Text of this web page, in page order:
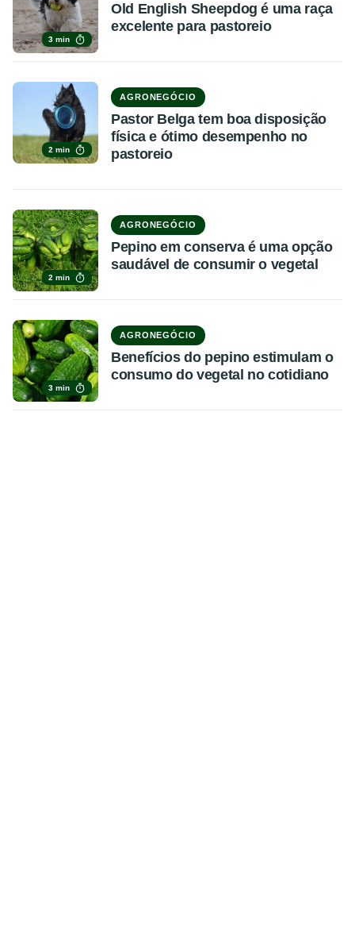
3 min
Old English Sheepdog é uma raça
excelente para pastoreio
2 min
AGRONEGÓCIO
Pastor Belga tem boa disposição
física e ótimo desempenho no
pastoreio
2 min
AGRONEGÓCIO
Pepino em conserva é uma opção
saudável de consumir o vegetal
3 min
AGRONEGÓCIO
Benefícios do pepino estimulam o
consumo do vegetal no cotidiano